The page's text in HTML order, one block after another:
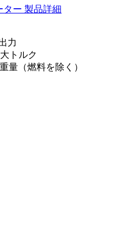
ター 製品詳細
力
トルク
量（燃料を除く）